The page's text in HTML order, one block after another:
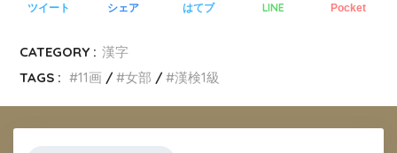
ツイート シェア はてブ LINE Pocket
CATEGORY : 漢字
TAGS :
11画 女部 漢検1級